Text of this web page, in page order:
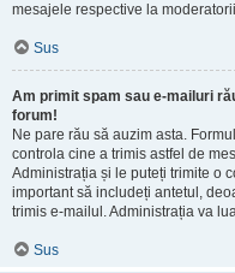
mesajele respective la
Sus
Am primit spam sau e-mailuri
forum!
Ne pare rău să auzim asta.
controla cine a trimis astfel de
Administrația și le puteți trimite o
important să includeți antetul,
trimis e-mailul. Administrația va
Sus